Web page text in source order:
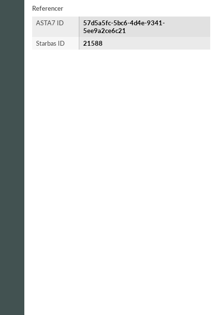
Referencer
ASTA7 ID
57d5a5fc-5bc6-4d4e-9341-
5ee9a2ce6c21
Starbas ID
21588